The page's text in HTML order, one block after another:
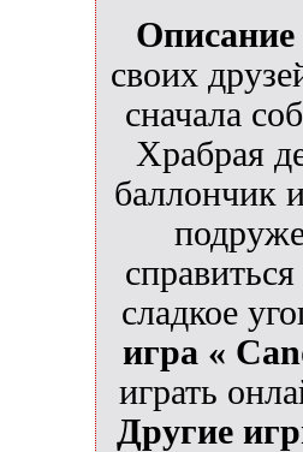
своих
сначала
Храбрая
баллончик
сладкое
игра «
играть
Другие